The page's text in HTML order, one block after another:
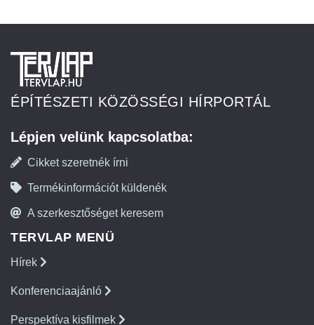
ÉPÍTÉSZETI KÖZÖSSÉGI HÍRPORTÁL
Lépjen velünk kapcsolatba:
Cikket szeretnék írni
Termékinformációt küldenék
A szerkesztőséget keresem
TERVLAP MENÜ
Hírek
Konferenciaajánló
Perspektíva kisfilmek